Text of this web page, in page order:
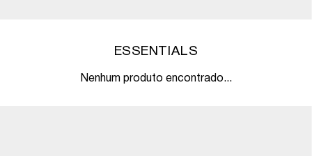
ESSENTIALS
Nenhum produto encontrado...